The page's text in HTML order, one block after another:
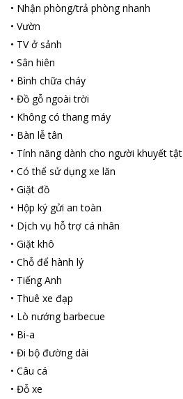
• Nhận phòng/trả phòng nhanh
• Vườn
• TV ở sảnh
• Sân hiên
• Bình chữa cháy
• Đồ gỗ ngoài trời
• Không có thang máy
• Bàn lễ tân
• Tính năng dành cho người khuyết tật
• Có thể sử dụng xe lăn
• Giặt đồ
• Hộp ký gửi an toàn
• Dịch vụ hỗ trợ cá nhân
• Giặt khô
• Chỗ để hành lý
• Tiếng Anh
• Thuê xe đạp
• Lò nướng barbecue
• Bi-a
• Đi bộ đường dài
• Câu cá
• Đỗ xe